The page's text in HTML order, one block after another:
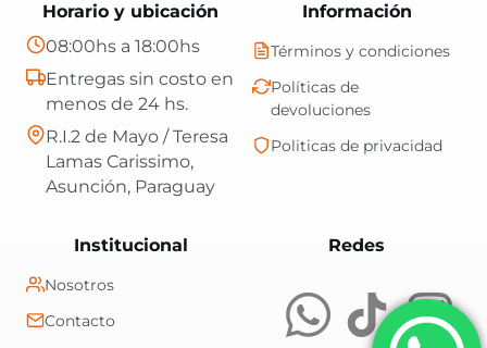
RedesCentral Shop es
Información
Términos y condiciones
Políticas de
devoluciones
Politicas de privacidad
Institucional
Nosotros
Contacto
Horario y ubicación
08:00hs a 18:00hs
Entregas sin costo en
menos de 24 hs.
R.I.2 de Mayo / Teresa
Lamas Carissimo,
Asunción, Paraguay